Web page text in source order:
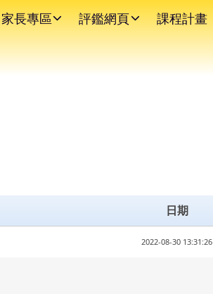
家長專區 評鑑網頁 課程計畫
日期
2022-08-30 13:31:26